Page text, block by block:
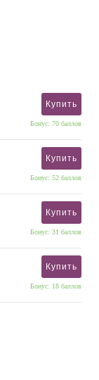
Купить
Бонус: 70 баллов
Купить
Бонус: 52 баллов
Купить
Бонус: 31 баллов
Купить
Бонус: 18 баллов